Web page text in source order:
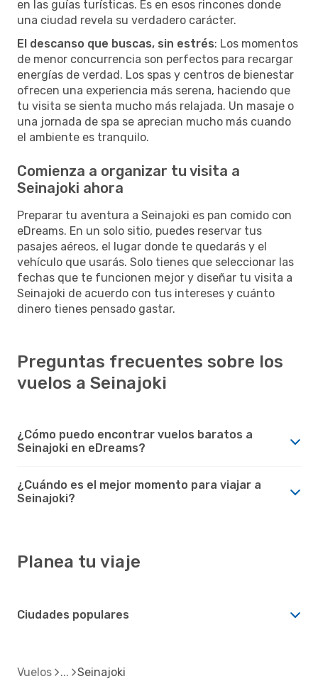
en las guías turísticas. Es en esos rincones donde
una ciudad revela su verdadero carácter.
El descanso que buscas, sin estrés: Los momentos
de menor concurrencia son perfectos para recargar
energías de verdad. Los spas y centros de bienestar
ofrecen una experiencia más serena, haciendo que
tu visita se sienta mucho más relajada. Un masaje o
una jornada de spa se aprecian mucho más cuando
el ambiente es tranquilo.
Comienza a organizar tu visita a
Seinajoki ahora
Preparar tu aventura a Seinajoki es pan comido con
eDreams. En un solo sitio, puedes reservar tus
pasajes aéreos, el lugar donde te quedarás y el
vehículo que usarás. Solo tienes que seleccionar las
fechas que te funcionen mejor y diseñar tu visita a
Seinajoki de acuerdo con tus intereses y cuánto
dinero tienes pensado gastar.
Preguntas frecuentes sobre los
vuelos a Seinajoki
¿Cómo puedo encontrar vuelos baratos a
Seinajoki en eDreams?
¿Cuándo es el mejor momento para viajar a
Seinajoki?
Planea tu viaje
Ciudades populares
Vuelos Seinajoki